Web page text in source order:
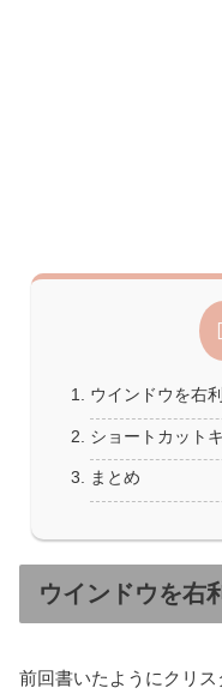
ウインドウを右
ショートカット
まとめ
ウインドウを右
前回書いたようにクリ